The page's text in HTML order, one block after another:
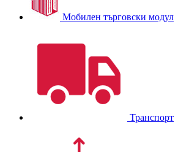
Мобилен търговски модул
Транспорт